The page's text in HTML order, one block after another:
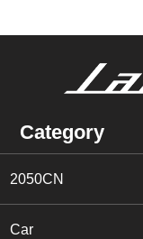
Category
2050CN
Car